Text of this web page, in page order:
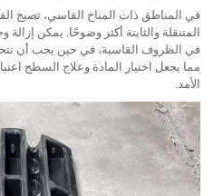
في المناطق ذات المناخ القاسي، تصبح
المتنقلة والثابتة أكثر وضوحًا. يمكن
في الظروف القاسية، في حين يجب أن
مما يجعل اختيار المادة وعلاج السطح
الأمد.